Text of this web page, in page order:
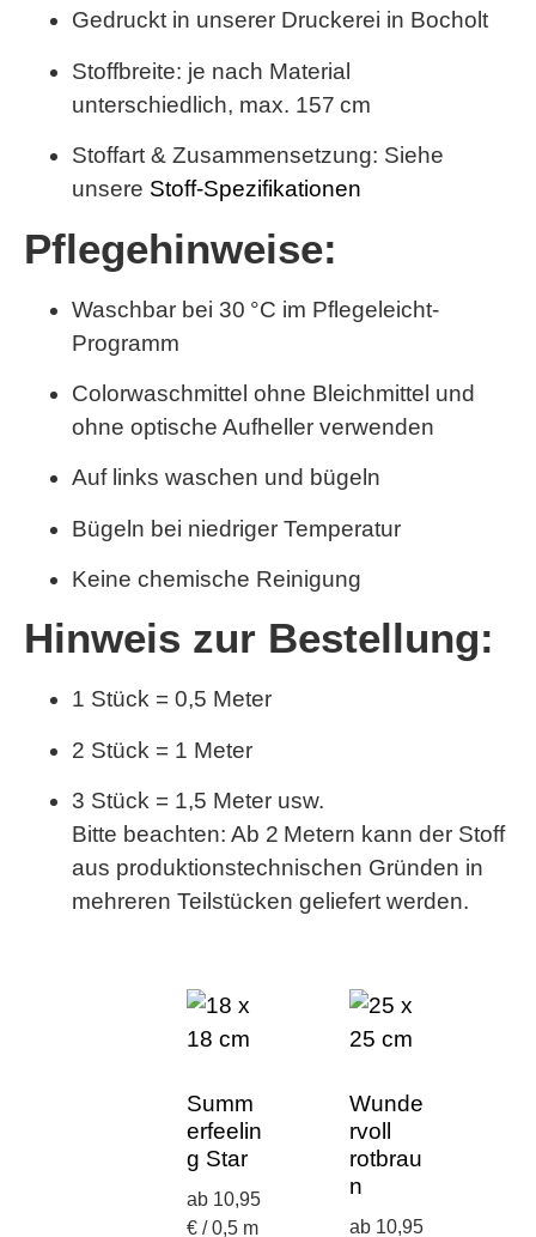
Gedruckt in unserer Druckerei in Bocholt
Stoffbreite: je nach Material
unterschiedlich, max. 157 cm
Stoffart & Zusammensetzung: Siehe
unsere Stoff-Spezifikationen
Pflegehinweise:
Waschbar bei 30 °C im Pflegeleicht-
Programm
Colorwaschmittel ohne Bleichmittel und
ohne optische Aufheller verwenden
Auf links waschen und bügeln
Bügeln bei niedriger Temperatur
Keine chemische Reinigung
Hinweis zur Bestellung:
1 Stück = 0,5 Meter
2 Stück = 1 Meter
3 Stück = 1,5 Meter usw.
Bitte beachten: Ab 2 Metern kann der Stoff
aus produktionstechnischen Gründen in
mehreren Teilstücken geliefert werden.
Summ
erfeelin
g Star
ab 10,95
€ / 0,5 m
Wunde
rvoll
rotbrau
n
ab 10,95